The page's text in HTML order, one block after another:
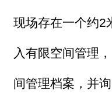
现场存在一个约2
入有限空间管理
间管理档案，并